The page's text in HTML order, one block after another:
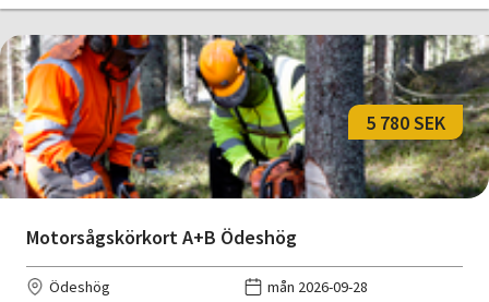
Motorsågskörkort A+B Ödeshög
5 780 SEK
Ödeshög
mån 2026-09-28